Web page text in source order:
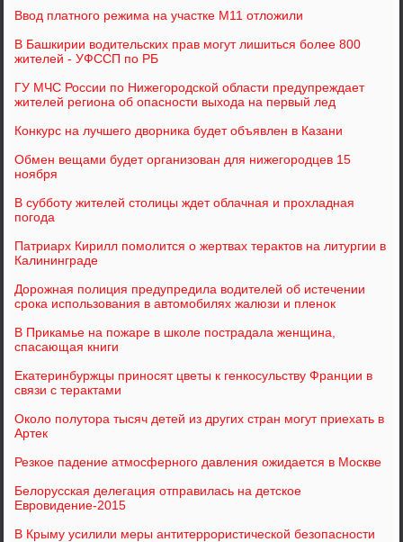
Ввод платного режима на участке М11 отложили
В Башкирии водительских прав могут лишиться более 800
жителей - УФССП по РБ
ГУ МЧС России по Нижегородской области предупреждает
жителей региона об опасности выхода на первый лед
Конкурс на лучшего дворника будет объявлен в Казани
Обмен вещами будет организован для нижегородцев 15
ноября
В субботу жителей столицы ждет облачная и прохладная
погода
Патриарх Кирилл помолится о жертвах терактов на литургии в
Калининграде
Дорожная полиция предупредила водителей об истечении
срока использования в автомобилях жалюзи и пленок
В Прикамье на пожаре в школе пострадала женщина,
спасающая книги
Екатеринбуржцы приносят цветы к генкосульству Франции в
связи с терактами
Около полутора тысяч детей из других стран могут приехать в
Артек
Резкое падение атмосферного давления ожидается в Москве
Белорусская делегация отправилась на детское
Евровидение-2015
В Крыму усилили меры антитеррористической безопасности